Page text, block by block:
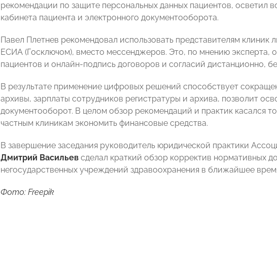
рекомендации по защите персональных данных пациентов, осветил
кабинета пациента и электронного документооборота.
Павел Плетнев рекомендовал использовать представителям клиник
ЕСИА (Госключом), вместо мессенджеров. Это, по мнению эксперта,
пациентов и онлайн-подпись договоров и согласий дистанционно,
В результате применение цифровых решений способствует
архивы, зарплаты сотрудников регистратуры и архива, позволит
документооборот. В целом обзор рекомендаций и практик касался
частным клиникам экономить финансовые средства.
В завершение заседания руководитель юридической практики
Дмитрий Васильев сделал краткий обзор корректив нормативных
негосударственных учреждений здравоохранения в ближайшее
Фото: Freepik